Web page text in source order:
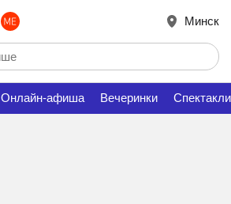
Минск
Онлайн-афиша Вечеринки Спектакли